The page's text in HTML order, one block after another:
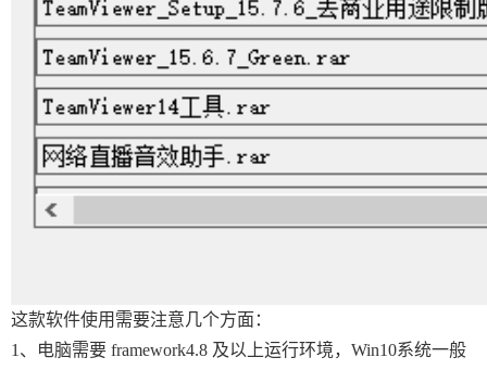
这款软件使用需要注意几个方面：
1、电脑需要 framework4.8 及以上运行环境，Win10系统一般